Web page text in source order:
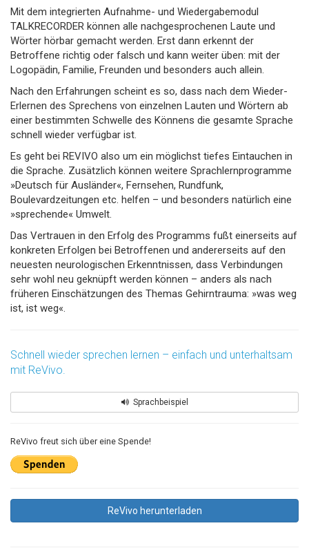
Mit dem integrierten Aufnahme- und Wiedergabemodul
TALKRECORDER können alle nachgesprochenen Laute und
Wörter hörbar gemacht werden. Erst dann erkennt der
Betroffene richtig oder falsch und kann weiter üben: mit der
Logopädin, Familie, Freunden und besonders auch allein.
Nach den Erfahrungen scheint es so, dass nach dem Wieder-
Erlernen des Sprechens von einzelnen Lauten und Wörtern ab
einer bestimmten Schwelle des Könnens die gesamte Sprache
schnell wieder verfügbar ist.
Es geht bei REVIVO also um ein möglichst tiefes Eintauchen in
die Sprache. Zusätzlich können weitere Sprachlernprogramme
»Deutsch für Ausländer«, Fernsehen, Rundfunk,
Boulevardzeitungen etc. helfen – und besonders natürlich eine
»sprechende« Umwelt.
Das Vertrauen in den Erfolg des Programms fußt einerseits auf
konkreten Erfolgen bei Betroffenen und andererseits auf den
neuesten neurologischen Erkenntnissen, dass Verbindungen
sehr wohl neu geknüpft werden können – anders als nach
früheren Einschätzungen des Themas Gehirntrauma: »was weg
ist, ist weg«.
Schnell wieder sprechen lernen – einfach und unterhaltsam
mit ReVivo.
Sprachbeispiel
ReVivo freut sich über eine Spende!
ReVivo herunterladen